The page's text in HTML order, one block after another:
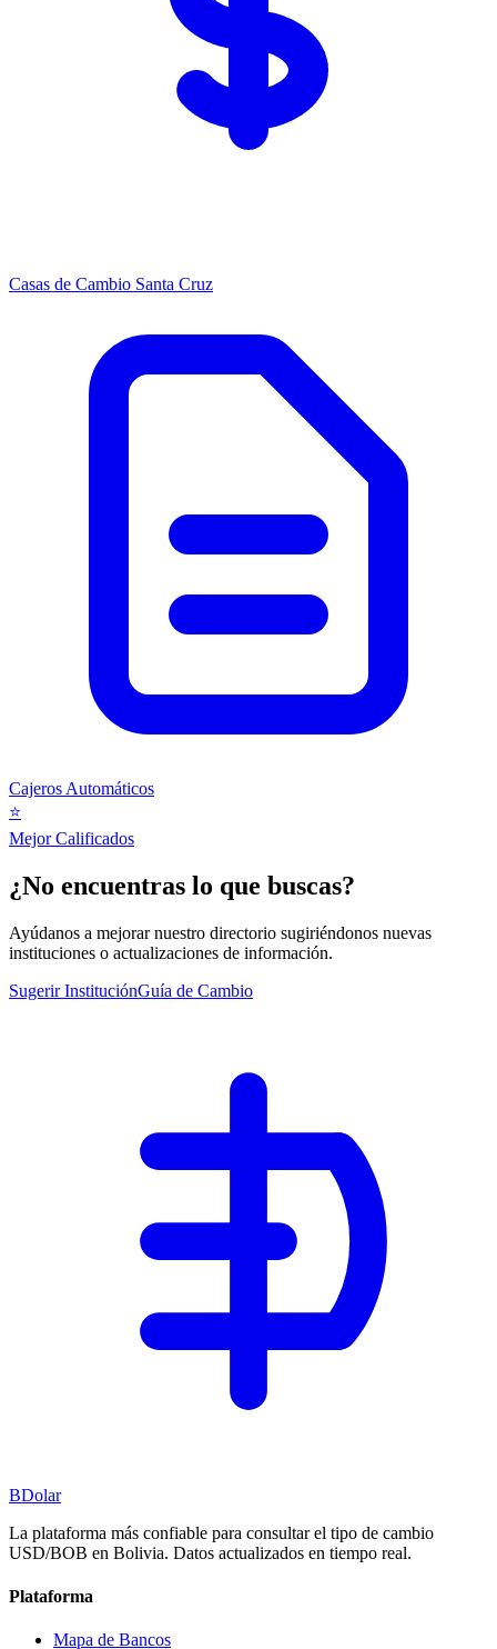
Casas de Cambio Santa Cruz
Cajeros Automáticos
⭐
Mejor Calificados
¿No encuentras lo que buscas?
Ayúdanos a mejorar nuestro directorio sugiriéndonos nuevas
instituciones o actualizaciones de información.
Sugerir InstituciónGuía de Cambio
BDolar
La plataforma más confiable para consultar el tipo de cambio
USD/BOB en Bolivia. Datos actualizados en tiempo real.
Plataforma
Mapa de Bancos